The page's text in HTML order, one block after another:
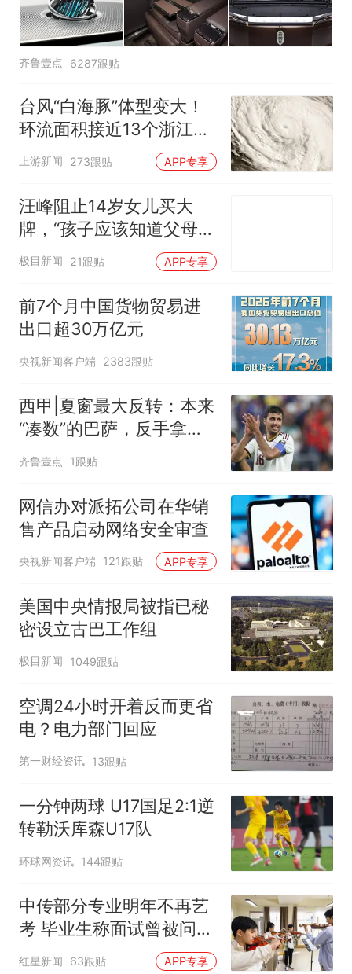
齐鲁壹点 6287跟贴
台风“白海豚”体型变大！
环流面积接近13个浙江那
么大
上游新闻 273跟贴 APP专享
汪峰阻止14岁女儿买大
牌，“孩子应该知道父母的
不易”，称自己买衣服80%
都在淘宝
极目新闻 21跟贴 APP专享
前7个月中国货物贸易进
出口超30万亿元
央视新闻客户端 2383跟贴
西甲|夏窗最大反转：本来
“凑数”的巴萨，反手拿下
了罗德里！
齐鲁壹点 1跟贴
网信办对派拓公司在华销
售产品启动网络安全审查
央视新闻客户端 121跟贴 APP专享
美国中央情报局被指已秘
密设立古巴工作组
极目新闻 1049跟贴
空调24小时开着反而更省
电？电力部门回应
第一财经资讯 13跟贴
一分钟两球 U17国足2:1逆
转勒沃库森U17队
环球网资讯 144跟贴
中传部分专业明年不再艺
考 毕业生称面试曾被问
“如何策划晚会” 专家：遏
红星新闻 63跟贴 APP专享